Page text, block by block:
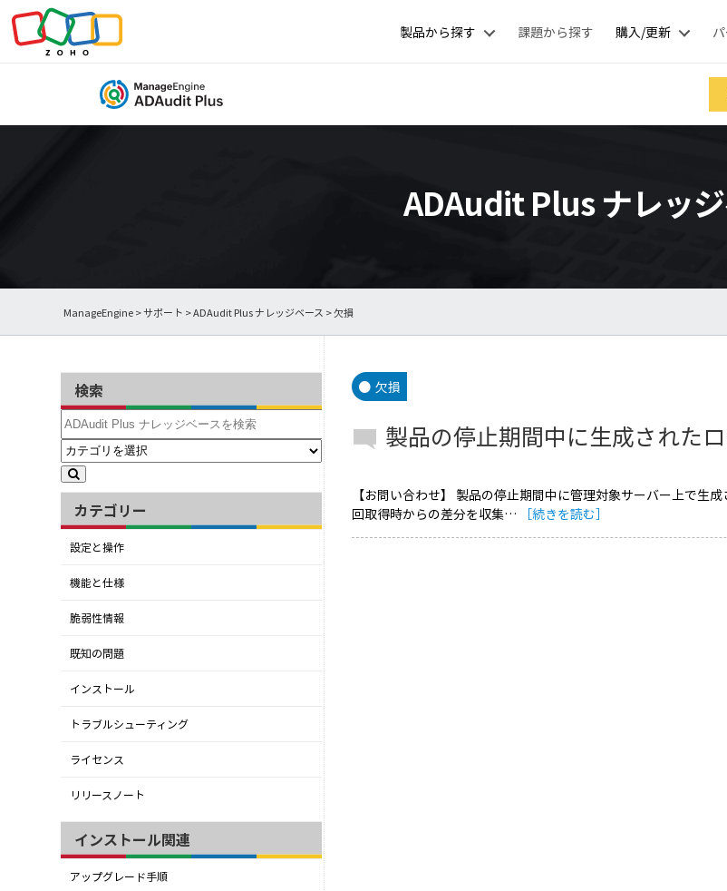
製品から探す 課題から探す 購入/更新
ADAudit Plus ナレッ
ManageEngine>サポート >ADAudit Plus ナレッジベース > 欠損
検索
カテゴリー
設定と操作
機能と仕様
脆弱性情報
既知の問題
インストール
トラブルシューティング
ライセンス
リリースノート
インストール関連
アップグレード手順
欠損
製品の停止期間中に生成された
【お問い合わせ】 製品の停止期間中に管理対象サーバー上で生
回取得時からの差分を収集…
［続きを読む］